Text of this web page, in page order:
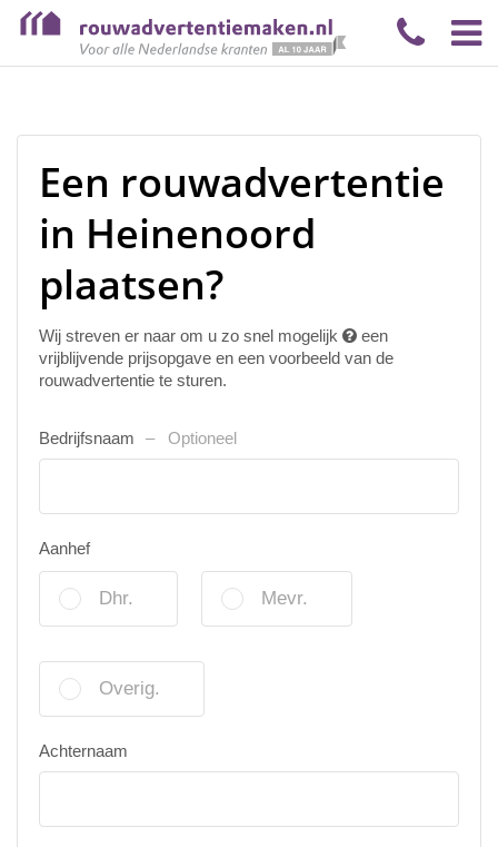
Een rouwadvertentie
in Heinenoord
plaatsen?
Wij streven er naar om u zo snel mogelijk
een
vrijblijvende prijsopgave en een voorbeeld van de
rouwadvertentie te sturen.
Bedrijfsnaam Optioneel
Aanhef
Dhr. Mevr.
Overig.
Achternaam